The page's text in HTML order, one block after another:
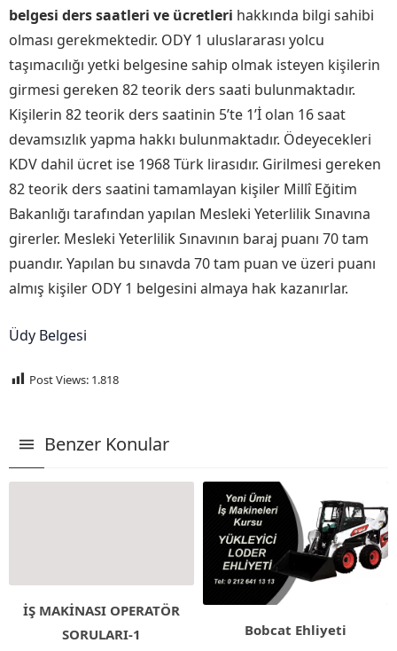
belgesi ders saatleri ve ücretleri hakkında bilgi sahibi
olması gerekmektedir. ODY 1 uluslararası yolcu
taşımacılığı yetki belgesine sahip olmak isteyen kişilerin
girmesi gereken 82 teorik ders saati bulunmaktadır.
Kişilerin 82 teorik ders saatinin 5’te 1’İ olan 16 saat
devamsızlık yapma hakkı bulunmaktadır. Ödeyecekleri
KDV dahil ücret ise 1968 Türk lirasıdır. Girilmesi gereken
82 teorik ders saatini tamamlayan kişiler Millî Eğitim
Bakanlığı tarafından yapılan Mesleki Yeterlilik Sınavına
girerler. Mesleki Yeterlilik Sınavının baraj puanı 70 tam
puandır. Yapılan bu sınavda 70 tam puan ve üzeri puanı
almış kişiler ODY 1 belgesini almaya hak kazanırlar.
Üdy Belgesi
Post Views: 1.818
Benzer Konular
İŞ MAKİNASI OPERATÖR
SORULARI-1
Bobcat Ehliyeti